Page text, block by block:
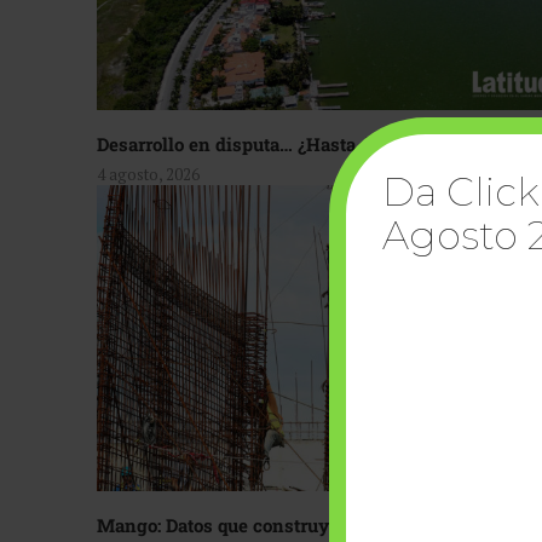
Desarrollo en disputa… ¿Hasta dónde crecer?
4 agosto, 2026
Mango: Datos que construyen confianza
Da
Agosto